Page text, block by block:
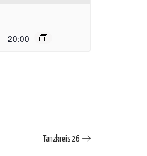
- 20:00
Tanzkreis 26